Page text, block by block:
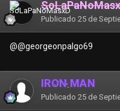
Publicado 25 de
@@georgeonpalgo69
IRON MAN
Publicado 25 de